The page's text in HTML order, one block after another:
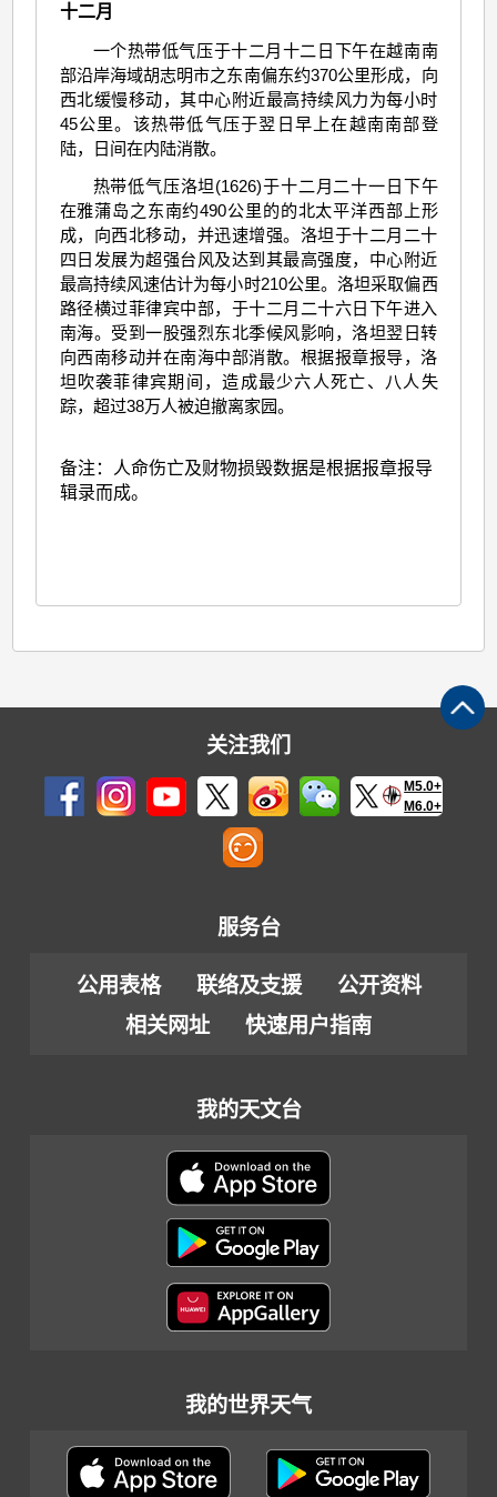
十二月
一个热带低气压于十二月十二日下午在越南南
部沿岸海域胡志明市之东南偏东约370公里形成，向
西北缓慢移动，其中心附近最高持续风力为每小时
45公里。该热带低气压于翌日早上在越南南部登
陆，日间在内陆消散。
热带低气压洛坦(1626)于十二月二十一日下午
在雅蒲岛之东南约490公里的的北太平洋西部上形
成，向西北移动，并迅速增强。洛坦于十二月二十
四日发展为超强台风及达到其最高强度，中心附近
最高持续风速估计为每小时210公里。洛坦采取偏西
路径横过菲律宾中部，于十二月二十六日下午进入
南海。受到一股强烈东北季候风影响，洛坦翌日转
向西南移动并在南海中部消散。根据报章报导，洛
坦吹袭菲律宾期间，造成最少六人死亡、八人失
踪，超过38万人被迫撤离家园。
备注：人命伤亡及财物损毁数据是根据报章报导
辑录而成。
关注我们
M5.0+
M6.0+
服务台
公用表格 联络及支援
公开资料
相关网址
快速用户指南
我的天文台
我的世界天气